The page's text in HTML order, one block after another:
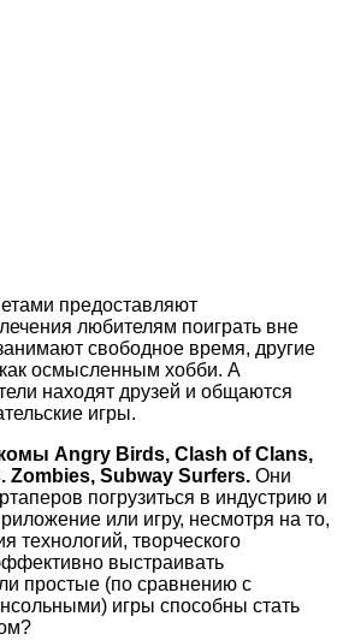
предоставляют
любителям поиграть вне
свободное время, другие
осмысленным хобби. А
находят друзей и общаются
игры.
Angry Birds, Clash of Clans,
Zombies, Subway Surfers. Они
погрузиться в индустрию и
или игру, несмотря на то,
технологий, творческого
выстраивать
простые (по сравнению с
игры способны стать